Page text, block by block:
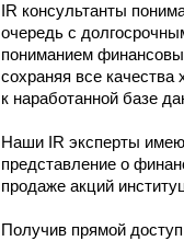
IR консультанты
очередь с
пониманием
сохраняя все
к наработанной базе
Наши IR эксперты
представление о
продаже акций
Получив прямой